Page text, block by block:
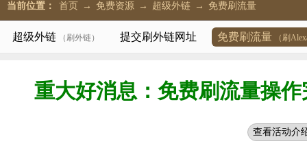
当前位置： 首页 → 免费资源 → 超级外链 → 免费刷流量
超级外链 （刷外链） 提交刷外链网址 免费刷流量 （刷
重大好消息：免费刷流量操
查看活动介